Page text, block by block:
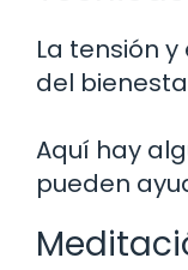
La tensión
del
Aquí hay
pueden